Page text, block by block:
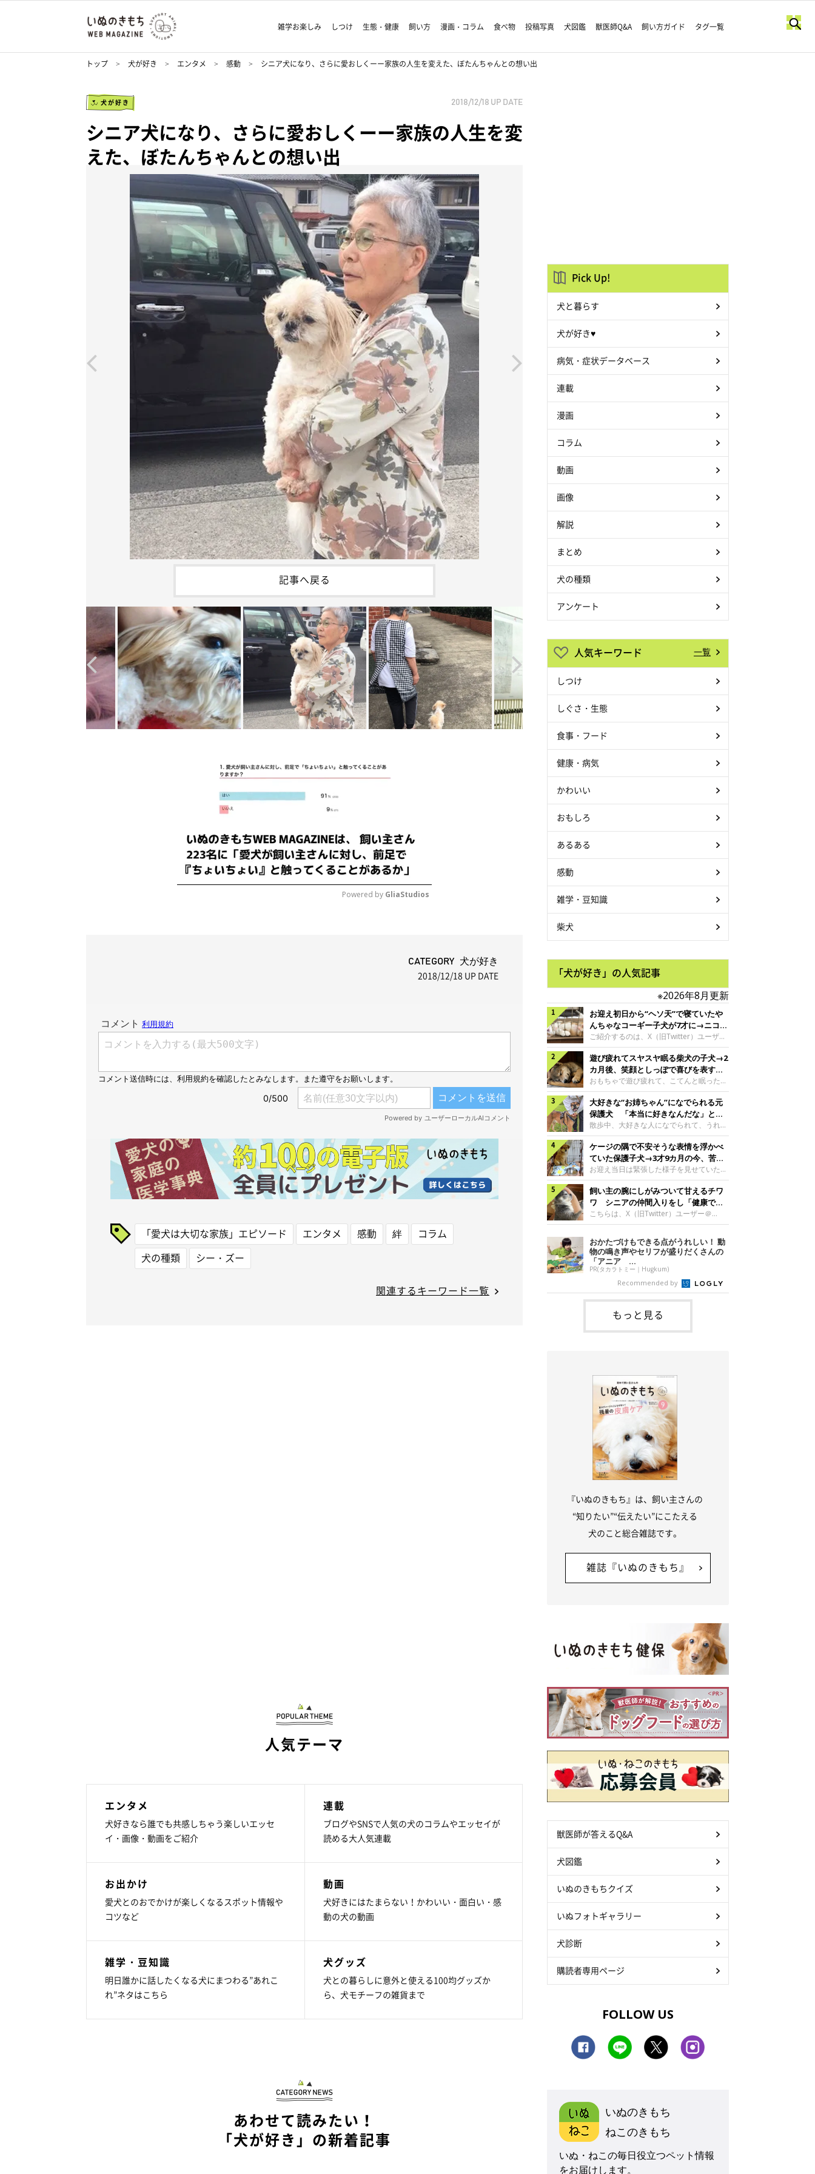
雑学お楽しみ しつけ 生態・健康 飼い方 漫画・コラム 食べ物 投稿写真 犬図鑑 獣医師Q&A 飼い方ガイド タグ一覧
トップ 犬が好き エンタメ 感動 シニア犬になり、さらに愛おしくーー家族の人生を変えた、ぼたんちゃんとの想い出
犬が好き 2018/12/18 UP DATE
シニア犬になり、さらに愛おしくーー家族の人生を変
えた、ぼたんちゃんとの想い出
記事へ戻る
Powered by GliaStudios
CATEGORY 犬が好き
2018/12/18 UP DATE
「愛犬は大切な家族」エピソード エンタメ 感動 絆
コラム
犬の種類
シー・ズー
関連するキーワード一覧
人気テーマ
エンタメ
犬好きなら誰でも共感しちゃう楽しいエッセ
イ・画像・動画をご紹介
連載
ブログやSNSで人気の犬のコラムやエッセイが
読める大人気連載
お出かけ
愛犬とのおでかけが楽しくなるスポット情報や
コツなど
動画
犬好きにはたまらない！かわいい・面白い・感
動の犬の動画
雑学・豆知識
明日誰かに話したくなる犬にまつわる”あれこ
れ”ネタはこちら
犬グッズ
犬との暮らしに意外と使える100均グッズか
ら、犬モチーフの雑貨まで
あわせて読みたい！
「犬が好き」の新着記事
Pick Up!
犬と暮らす
犬が好き♥
病気・症状データベース
連載
漫画
コラム
動画
画像
解説
まとめ
犬の種類
アンケート
人気キーワード 一覧
しつけ
しぐさ・生態
食事・フード
健康・病気
かわいい
おもしろ
あるある
感動
雑学・豆知識
柴犬
「犬が好き」の人気記事
※2026年8月更新
お迎え初日から“ヘソ天”で寝ていたや
んちゃなコーギー子犬が7才に→ニコニ
コ“コーギースマイル”が魅力のコに成
長！
ご紹介するのは、X（旧Twitter）ユーザー
＠Kus1oKg2vsgdWS2さんの愛犬でウェル
シュ・コーギー・ペンブロークの神楽ちゃ
ん。今年の8月で7才になるという神楽ちゃ
んですが、いったいどんな子犬時代を過ご
したのでしょうか。今回は、神楽ちゃんの
成長を飼い主さんと振り返ります！神楽ち
ゃんの成長について聞いた！お迎えから数
日後の神楽ちゃん（撮影時生後2カ月）＠
Kus1oKg2vsgdWS2――お迎え当初の神楽
ちゃんの様子について教えてください。飼
い主さん： 「お迎え当日から“ヘソ天”で寝
るようなコでし
遊び疲れてスヤスヤ眠る柴犬の子犬→2
カ月後、笑顔としっぽで喜びを表すコ
に成長！
おもちゃで遊び疲れて、こてんと眠った子
犬。あれから2カ月、表情や行動にさまざ
まな変化が見られるようになりました。遊
び疲れて眠る生後2カ月のなっちゃん遊び
疲れた様子のなっちゃん。@Pkndg_紹介
するのは、X（旧Twitter）ユーザー
@Pkndg_さんの愛犬・なっちゃん（取材
時、生後4カ月／柴犬）。こちらの写真
は、なっちゃんが生後2カ月のころに撮影
された一枚です。この日、なっちゃんは家
族と一緒におもちゃで遊んでいました。た
くさん遊んで疲れたのか、その後は眠り始
めたそうです。眠るなっちゃん。
@Pkndg_
大好きな“お姉ちゃん”になでられる元
保護犬 「本当に好きなんだな」と感
じる表情にほっこり
散歩中、大好きな人になでられて、うれし
そうな表情を見せる元保護犬。甘えるよう
な姿に、見ているこちらまでほっこりしま
す。大好きな“お姉ちゃん”に甘える小次郎
くん妹さんになでてもらい、うれしそうな
表情を見せる小次郎くん（2026年6月撮
影）。@mika_Jimmy紹介するのは、X（旧
Twitter）ユーザー@mika_Jimmyさんの愛
犬・小次郎くん（撮影時5才）。こちら
は、飼い主さんの妹さんと一緒に散歩をし
日、飼い主さんは実家から自宅へ帰る途
中、妹さんと公園で待ち合わせ
ケージの隅で不安そうな表情を浮かべ
ていた保護子犬→3才9カ月の今、苦手
を克服し頼もしいコに成長！
お迎え当日は緊張した様子を見せていた元
野犬の保護子犬。あれから約3年半、苦手
だったことを一つひとつ克服し、家族に寄
り添う姿を見せています。お迎え当日、ケ
ージの隅で不安そうにお迎え当日のシルビ
アちゃん。@nemonemotos今回紹介する
のは、X（旧Twitter）ユーザー
@nemonemotosさんの愛犬・シルビアち
ゃん（撮影当時、生後推定2カ月）。飼い
主さんが「#最初に撮った一枚」として投
稿した写真には、ケージの隅で不安そうな
表情を浮かべるシルビアちゃんの姿が写っ
ていました。こちらは、保護犬だったシル
飼い主の腕にしがみついて甘えるチワ
ワ シニアの仲間入りをし「健康で穏
やかな暮らしが続いてほしい」と願う
こちらは、X（旧Twitter）ユーザー＠
kotubusuke617さんが投稿した写真。写
っているのは、愛犬でチワワのつぶしゃん
（本名：こつぶちゃん）です。飼い主さん
の腕にしがみつくつぶしゃん（撮影時6
才）＠kotubusuke617撮影当時の状況に
ついて伺うと、飼い主さんはこう教えてく
れました。飼い主さん： 「ある休日のこ
とです。私がソファに座った途端にひざの
上にのってきたので、そのままなでながら
テレビを見ていたのですが、微動だにしな
いので気になって見てみると、腕にしがみ
おかたづけもできる点がうれしい！ 動
物の鳴き声やセリフが盛りだくさんの
「アニア ...
PR(タカラトミー｜Hugkum)
Recommended by
もっと見る
『いぬのきもち』は、飼い主さんの
“知りたい”“伝えたい”にこたえる
犬のこと総合雑誌です。
雑誌『いぬのきもち』
獣医師が答えるQ&A
犬図鑑
いぬのきもちクイズ
いぬフォトギャラリー
犬診断
購読者専用ページ
FOLLOW US
いぬのきもち
ねこのきもち
いぬ・ねこの毎日役立つペット情報
をお届けします。